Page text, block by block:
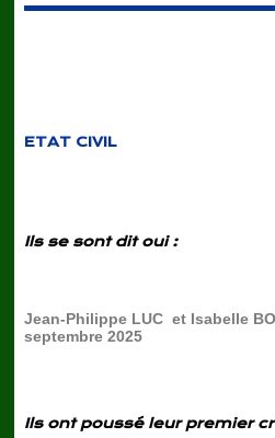
ETAT CIVIL
Ils se sont dit oui :
Jean-Philippe LUC et Isabelle
septembre 2025
Ils ont poussé leur premier